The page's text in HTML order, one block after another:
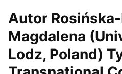
Autor
Magdalena
Lodz, Poland)